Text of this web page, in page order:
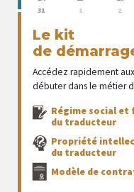
31
1 2
Le kit
de
Accédez rapidement
débuter dans le métier
Régime social et
du traducteur
Propriété
du traducteur
Modèle de